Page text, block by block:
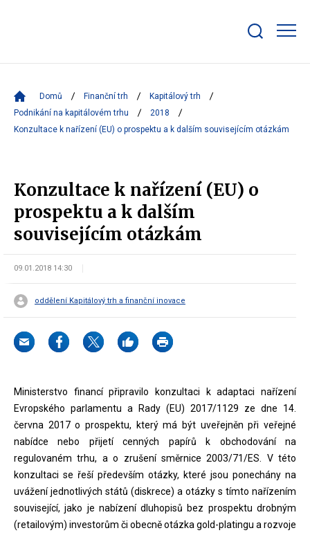
bar
Domů Finanční trh
Kapitálový trh
Podnikání na kapitálovém trhu
2018
Konzultace k nařízení (EU) o prospektu a k dalším souvisejícím otázkám
Konzultace k nařízení (EU) o
prospektu a k dalším
souvisejícím otázkám
09.01.2018 14:30
oddělení Kapitálový trh a finanční inovace
Ministerstvo financí připravilo konzultaci k adaptaci nařízení
Evropského parlamentu a Rady (EU) 2017/1129 ze dne 14.
června 2017 o prospektu, který má být uveřejněn při veřejné
nabídce nebo přijetí cenných papírů k obchodování na
regulovaném trhu, a o zrušení směrnice 2003/71/ES. V této
konzultaci se řeší především otázky, které jsou ponechány na
uvážení jednotlivých států (diskrece) a otázky s tímto nařízením
související, jako je nabízení dluhopisů bez prospektu drobným
(retailovým) investorům či obecně otázka gold-platingu a rozvoje